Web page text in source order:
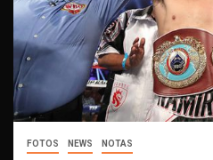
FOTOS NEWS NOTAS